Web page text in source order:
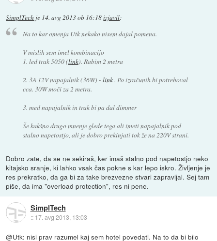
SimplTech je 14. avg 2013 ob 16:18izjavil:
Na to kar omenja Utk nekako nisem dajal pomena.
V mislih sem imel kombinacijo
1. led trak 5050 (link). Rabim 2 metra
2. 3A 12V napajalnik (36W) - link. Po izračunih bi potreboval
cca. 30W moči za 2 metra.
3. med napajalnik in trak bi pa dal dimmer
Še kakšno drugo mnenje glede tega ali imeti napajalnik pod
stalno napetostjo, ali je dobro prekinjati tok že na 220V strani.
Dobro zate, da se ne sekiraš, ker imaš stalno pod napetostjo neko
kitajsko sranje, ki lahko vsak čas pokne s kar lepo iskro. Življenje je
res prekratko, da ga bi za take brezvezne stvari zapravljal. Sej tam
piše, da ima "overload protection", res ni pene.
SimplTech
:: 17. avg 2013, 13:03
@Utk: nisi prav razumel kaj sem hotel povedati. Na to da bi bilo